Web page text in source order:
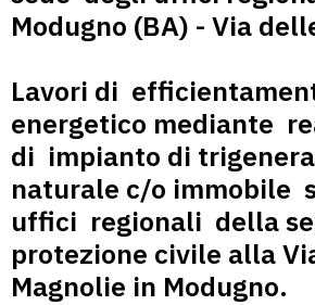
Modugno (BA) - Via
Lavori di
energetico mediante
di impianto di
naturale c/o immobile
uffici regionali della
protezione civile alla
Magnolie in Modugno.